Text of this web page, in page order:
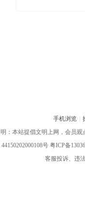
手机浏览
：本站提倡文明上网，会员
号 粤ICP备
客服投诉、违